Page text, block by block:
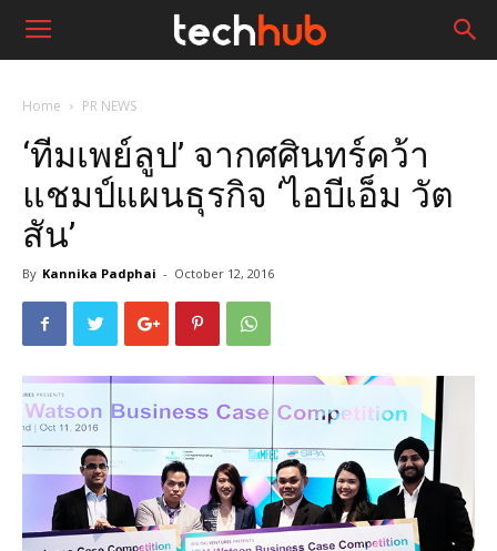
Home PR NEWS
‘ทีมเพย์ลูป’ จากศศินทร์คว้า
แชมป์แผนธุรกิจ ‘ไอบีเอ็ม วัต
สัน’
By Kannika Padphai - October 12, 2016